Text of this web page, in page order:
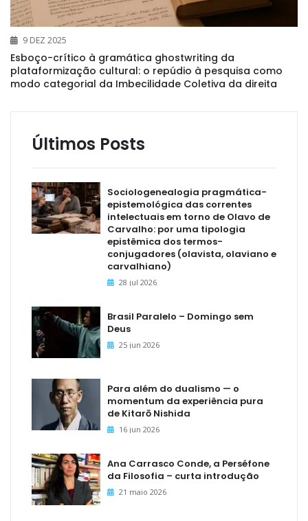
9 DEZ 2025
Esboço-crítico à gramática ghostwriting da
plataformização cultural: o repúdio à pesquisa como
modo categorial da Imbecilidade Coletiva da direita
Últimos Posts
Sociologenealogia pragmática-
epistemológica das correntes
intelectuais em torno de Olavo de
Carvalho: por uma tipologia
epistêmica dos termos-
conjugadores (olavista, olaviano e
carvalhiano)
28 jul 2026
Brasil Paralelo – Domingo sem
Deus
25 jun 2026
Para além do dualismo — o
momentum da experiência pura
de Kitarō Nishida
16 jun 2026
Ana Carrasco Conde, a Perséfone
da Filosofia – curta introdução
21 maio 2026